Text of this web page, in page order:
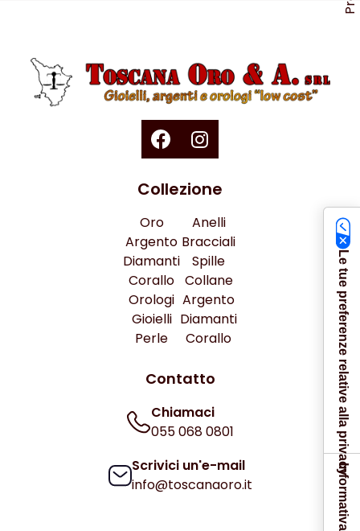
Collezione
Oro
Argento
Diamanti
Corallo
Orologi
Gioielli
Perle
Anelli
Bracciali
Spille
Collane
Argento
Diamanti
Corallo
Contatto
Chiamaci
055 068 0801
Scrivici un'e-mail
info@toscanaoro.it
Le tue preferenze relative alla privacy